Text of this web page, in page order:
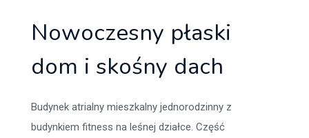
Nowoczesny płaski
dom i skośny dach
Budynek atrialny mieszkalny jednorodzinny z
budynkiem fitness na leśnej działce. Część